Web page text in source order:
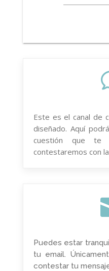
Este es el canal de
diseñado. Aquí
cuestión que
contestaremos con
Puedes estar
tu email.
contestar tu